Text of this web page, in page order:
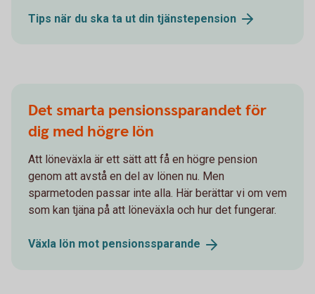
Tips när du ska ta ut din tjänstepension
Det smarta pensionssparandet för
dig med högre lön
Att löneväxla är ett sätt att få en högre pension
genom att avstå en del av lönen nu. Men
sparmetoden passar inte alla. Här berättar vi om vem
som kan tjäna på att löneväxla och hur det fungerar.
Växla lön mot pensionssparande